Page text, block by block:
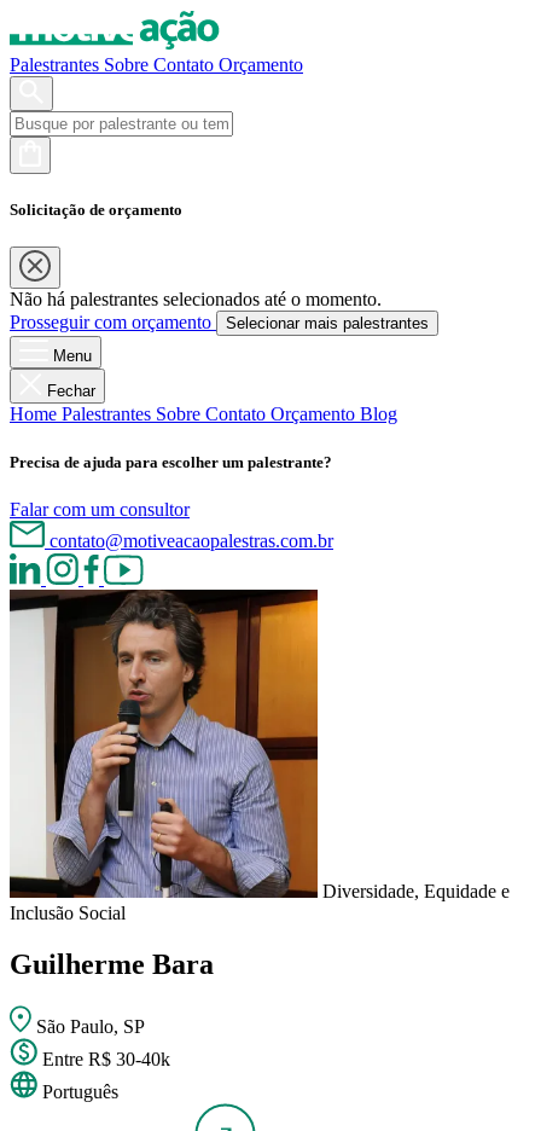
Palestrantes Sobre Contato Orçamento
Solicitação de orçamento
Não há palestrantes selecionados até o momento.
Prosseguir com orçamento
Selecionar mais palestrantes
Menu
Fechar
Home Palestrantes Sobre Contato Orçamento Blog
Precisa de ajuda para escolher um palestrante?
Falar com um consultor
contato@motiveacaopalestras.com.br
Diversidade, Equidade e
Inclusão Social
Guilherme Bara
São Paulo, SP
Entre R$ 30-40k
Português